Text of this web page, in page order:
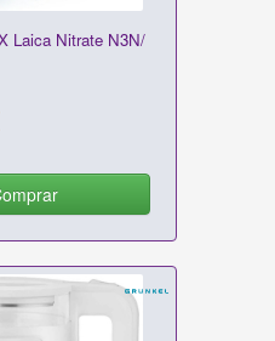
Laica Nitrate N3N/